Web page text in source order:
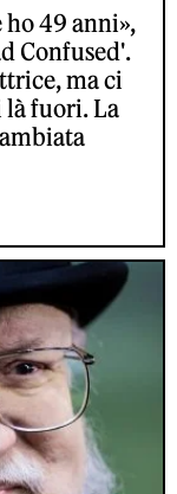
49 anni»,
Confused'.
ma ci
là fuori. La